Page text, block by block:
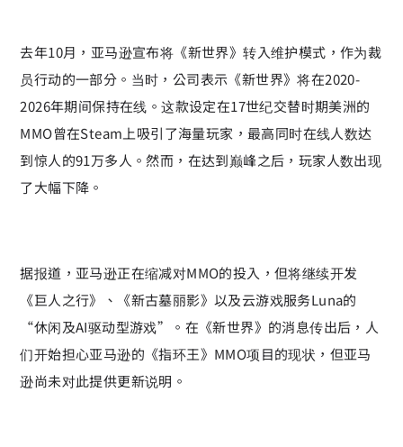
去年10月，亚马逊宣布将《新世界》转入维护模式，作为裁
员行动的一部分。当时，公司表示《新世界》将在2020-
2026年期间保持在线。这款设定在17世纪交替时期美洲的
MMO曾在Steam上吸引了海量玩家，最高同时在线人数达
到惊人的91万多人。然而，在达到巅峰之后，玩家人数出现
了大幅下降。
据报道，亚马逊正在缩减对MMO的投入，但将继续开发
《巨人之行》、《新古墓丽影》以及云游戏服务Luna的
“休闲及AI驱动型游戏”。在《新世界》的消息传出后，人
们开始担心亚马逊的《指环王》MMO项目的现状，但亚马
逊尚未对此提供更新说明。